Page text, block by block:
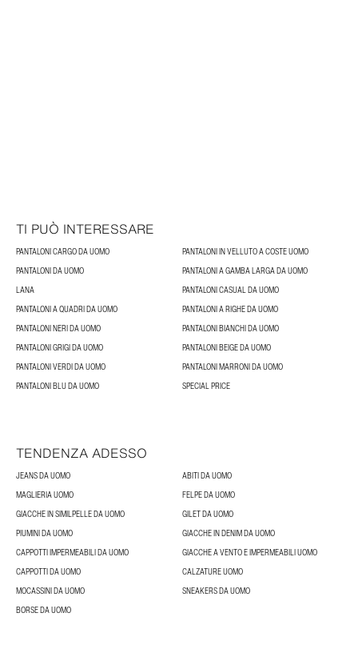
TI PUÒ INTERESSARE
PANTALONI CARGO DA UOMO
PANTALONI IN VELLUTO A COSTE UOMO
PANTALONI DA UOMO
PANTALONI A GAMBA LARGA DA UOMO
LANA
PANTALONI CASUAL DA UOMO
PANTALONI A QUADRI DA UOMO
PANTALONI A RIGHE DA UOMO
PANTALONI NERI DA UOMO
PANTALONI BIANCHI DA UOMO
PANTALONI GRIGI DA UOMO
PANTALONI BEIGE DA UOMO
PANTALONI VERDI DA UOMO
PANTALONI MARRONI DA UOMO
PANTALONI BLU DA UOMO
SPECIAL PRICE
TENDENZA ADESSO
JEANS DA UOMO
ABITI DA UOMO
MAGLIERIA UOMO
FELPE DA UOMO
GIACCHE IN SIMILPELLE DA UOMO
GILET DA UOMO
PIUMINI DA UOMO
GIACCHE IN DENIM DA UOMO
CAPPOTTI IMPERMEABILI DA UOMO
GIACCHE A VENTO E IMPERMEABILI UOMO
CAPPOTTI DA UOMO
CALZATURE UOMO
MOCASSINI DA UOMO
SNEAKERS DA UOMO
BORSE DA UOMO